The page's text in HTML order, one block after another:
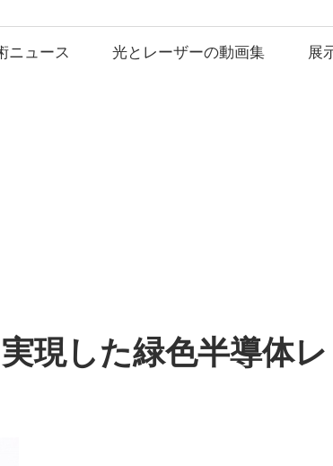
ニュース 光とレーザーの動画集 展
現した緑色半導体レ